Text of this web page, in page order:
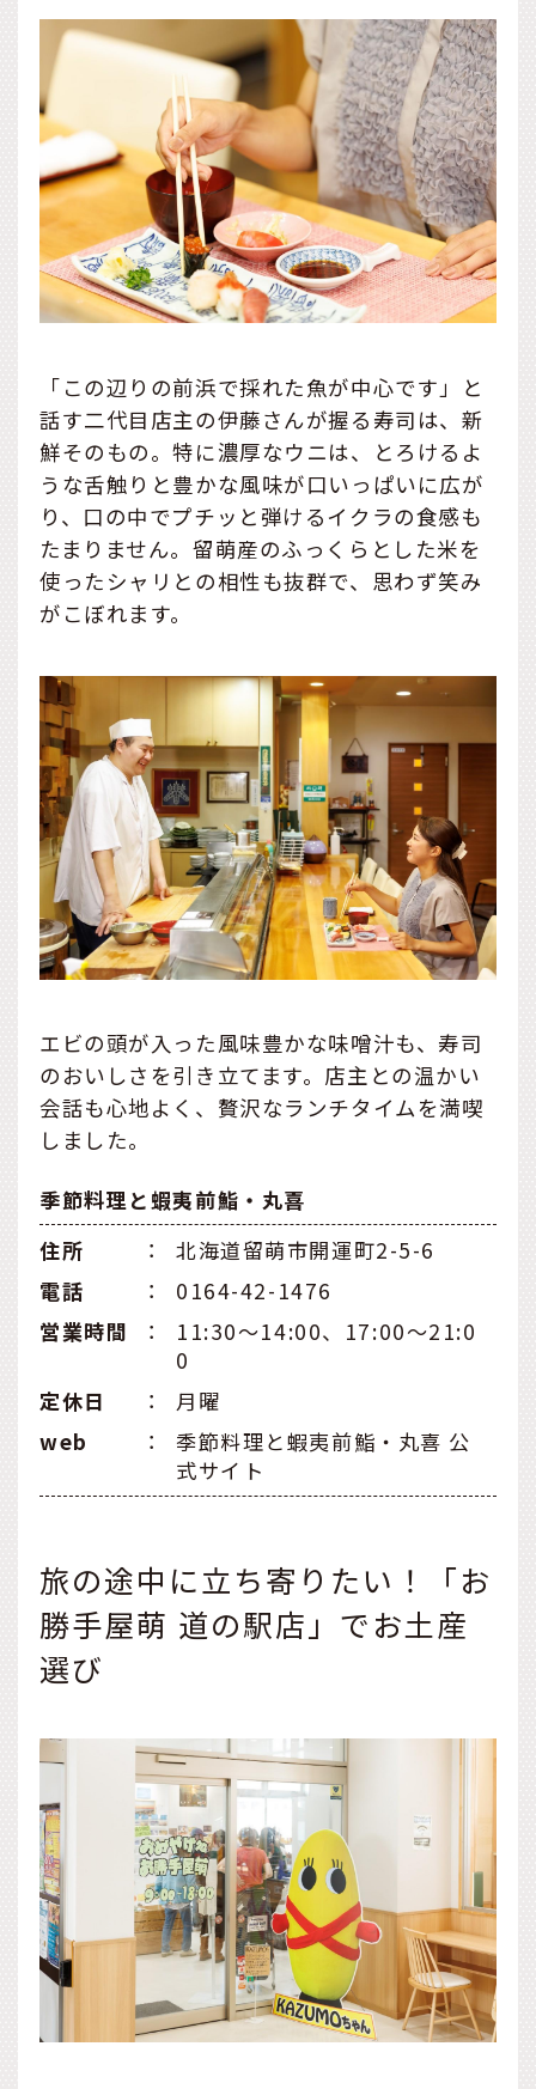
「この辺りの前浜で採れた魚が中心です」と
話す二代目店主の伊藤さんが握る寿司は、新
鮮そのもの。特に濃厚なウニは、とろけるよ
うな舌触りと豊かな風味が口いっぱいに広が
り、口の中でプチッと弾けるイクラの食感も
たまりません。留萌産のふっくらとした米を
使ったシャリとの相性も抜群で、思わず笑み
がこぼれます。
エビの頭が入った風味豊かな味噌汁も、寿司
のおいしさを引き立てます。店主との温かい
会話も心地よく、贅沢なランチタイムを満喫
しました。
季節料理と蝦夷前鮨・丸喜
住所
：
北海道留萌市開運町2-5-6
電話
：
0164-42-1476
営業時間
：
11:30～14:00、17:00～21:0
0
定休日
：
月曜
web
：
季節料理と蝦夷前鮨・丸喜 公
式サイト
旅の途中に立ち寄りたい！「お
勝手屋萌 道の駅店」でお土産
選び